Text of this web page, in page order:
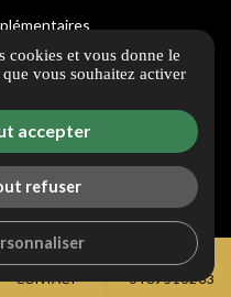
mail
CONTACT 04 89 51 32 33
cookies et vous donne le
vous souhaitez activer
accepter
refuser